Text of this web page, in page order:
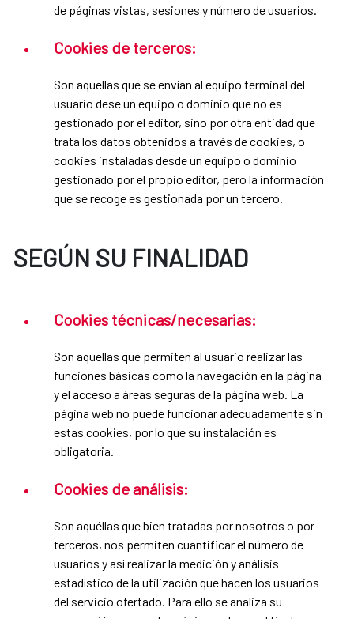
de páginas vistas, sesiones y número de usuarios.
Cookies de terceros:
Son aquellas que se envían al equipo terminal del
usuario dese un equipo o dominio que no es
gestionado por el editor, sino por otra entidad que
trata los datos obtenidos a través de cookies, o
cookies instaladas desde un equipo o dominio
gestionado por el propio editor, pero la información
que se recoge es gestionada por un tercero.
SEGÚN SU FINALIDAD
Cookies técnicas/necesarias:
Son aquellas que permiten al usuario realizar las
funciones básicas como la navegación en la página
y el acceso a áreas seguras de la página web. La
página web no puede funcionar adecuadamente sin
estas cookies, por lo que su instalación es
obligatoria.
Cookies de análisis:
Son aquéllas que bien tratadas por nosotros o por
terceros, nos permiten cuantificar el número de
usuarios y así realizar la medición y análisis
estadístico de la utilización que hacen los usuarios
del servicio ofertado. Para ello se analiza su